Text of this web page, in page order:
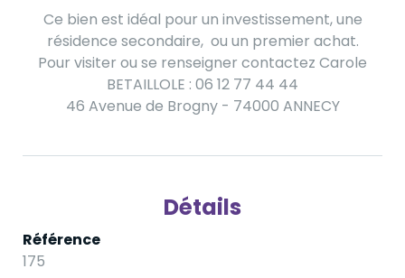
Ce bien est idéal pour un investissement, une
résidence secondaire, ou un premier achat.
Pour visiter ou se renseigner contactez Carole
BETAILLOLE : 06 12 77 44 44
46 Avenue de Brogny - 74000 ANNECY
Détails
Référence
175